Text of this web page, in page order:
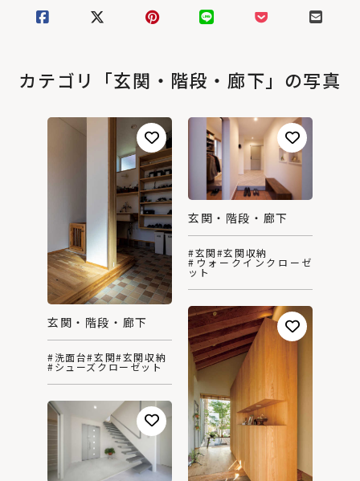
カテゴリ「玄関・階段・廊下」の写真
玄関・階段・廊下
#洗面台#玄関#玄関収納
#シューズクローゼット
玄関・階段・廊下
#玄関#玄関収納
#ウォークインクローゼ
ット